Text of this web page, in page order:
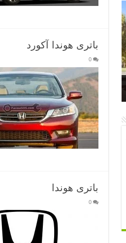
باتری هوندا آکورد
0
باتری هوندا
0